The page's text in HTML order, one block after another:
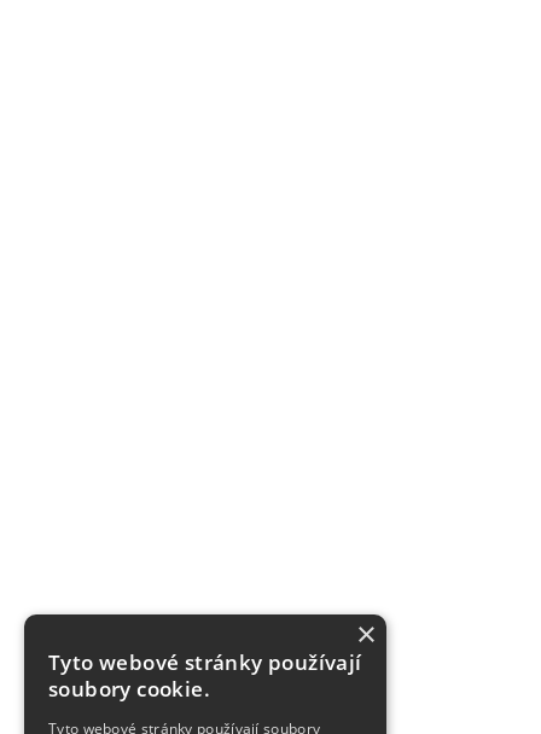
×
Tyto webové stránky používají
soubory cookie.
Tyto webové stránky používají soubory